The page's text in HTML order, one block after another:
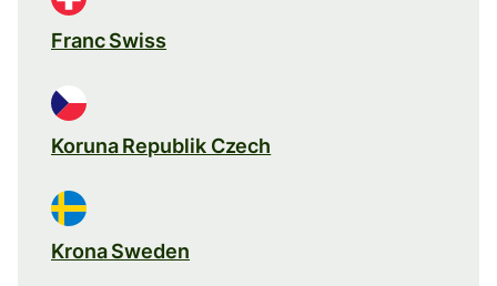
Franc Swiss
Koruna Republik Czech
Krona Sweden